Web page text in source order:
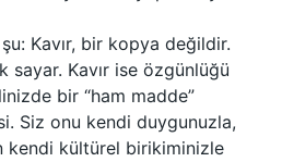
Kavır, bir kopya değildir.
sayar. Kavır ise özgünlüğü
bir “ham madde”
Siz onu kendi duygunuzla,
kendi kültürel birikiminizle